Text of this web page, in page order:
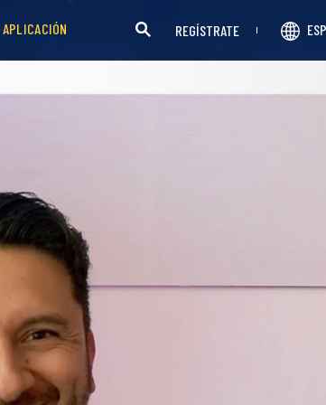
APLICACIÓN REGÍSTRATE